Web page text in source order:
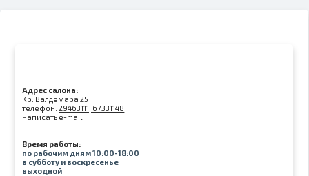
Адрес салона:
Kр. Валдемара 25
телефон:29463111, 67331148
написать e-mail
Время работы:
по рабочим дням 10:00-18:00
в субботу и воскресенье
выходной